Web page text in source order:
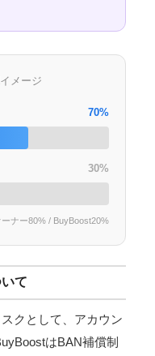
メージ
70%
30%
ナー80% / BuyBoost20%
て
クとして、アカウン
はBAN補償制